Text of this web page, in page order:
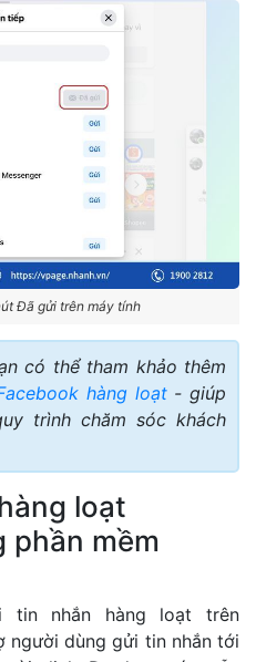
Đã gửi trên máy tính
có thể tham khảo thêm
hàng loạt- giúp
trình chăm sóc khách
loạt
phần mềm
tin nhắn hàng loạt trên
người dùng gửi tin nhắn tới